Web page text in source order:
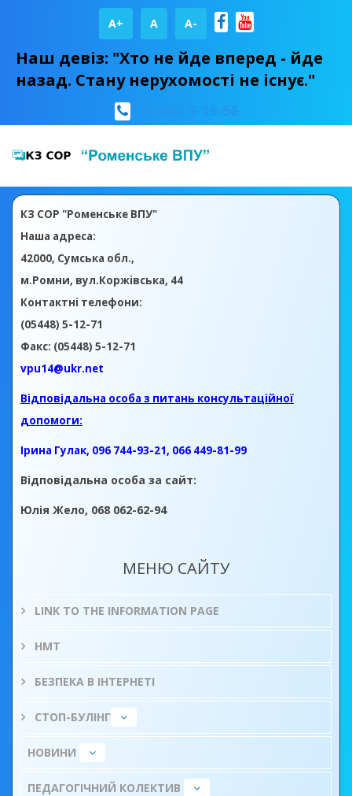
A+ А A-
Наш девіз: "Хто не йде вперед - йде
назад. Стану нерухомості не існує."
КЗ СОР "Роменське ВПУ"
Наша адреса:
42000, Сумська обл.,
м.Ромни, вул.Коржівська, 44
Контактні телефони:
(05448) 5-12-71
Факс: (05448) 5-12-71
vpu14@ukr.net
Відповідальна особа з питань консультаційної
допомоги:
Ірина Гулак, 096 744-93-21, 066 449-81-99
Відповідальна особа за сайт:
Юлія Жело, 068 062-62-94
МЕНЮ САЙТУ
LINK TO THE INFORMATION PAGE
НМТ
БЕЗПЕКА В ІНТЕРНЕТІ
СТОП-БУЛІНГ
НОВИНИ
ПЕДАГОГІЧНИЙ КОЛЕКТИВ